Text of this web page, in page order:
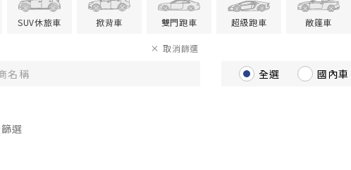
SUV休旅車 掀背車 雙門跑車 超級跑車 敞篷車
取消篩選
全選 國內車
選